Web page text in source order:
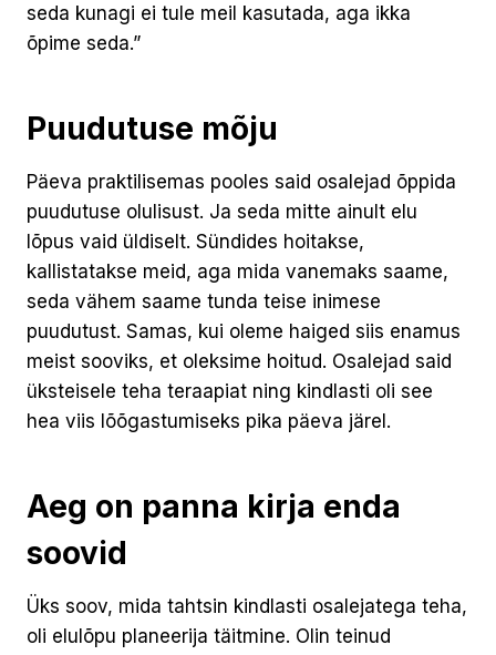
seda kunagi ei tule meil kasutada, aga ikka
õpime seda.”
Puudutuse mõju
Päeva praktilisemas pooles said osalejad õppida
puudutuse olulisust. Ja seda mitte ainult elu
lõpus vaid üldiselt. Sündides hoitakse,
kallistatakse meid, aga mida vanemaks saame,
seda vähem saame tunda teise inimese
puudutust. Samas, kui oleme haiged siis enamus
meist sooviks, et oleksime hoitud. Osalejad said
üksteisele teha teraapiat ning kindlasti oli see
hea viis lõõgastumiseks pika päeva järel.
Aeg on panna kirja enda
soovid
Üks soov, mida tahtsin kindlasti osalejatega teha,
oli elulõpu planeerija täitmine. Olin teinud